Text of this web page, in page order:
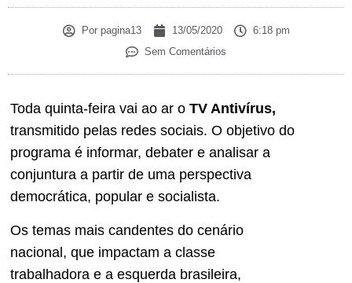
Porpagina13 13/05/2020
6:18 pm
Sem Comentários
Toda quinta-feira vai ao ar o TV Antivírus,
transmitido pelas redes sociais. O objetivo do
programa é informar, debater e analisar a
conjuntura a partir de uma perspectiva
democrática, popular e socialista.
Os temas mais candentes do cenário
nacional, que impactam a classe
trabalhadora e a esquerda brasileira,